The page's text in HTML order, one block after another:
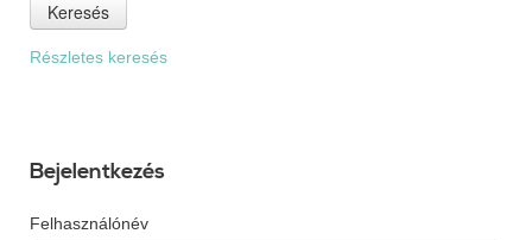
Keresés
Részletes keresés
Bejelentkezés
Felhasználónév